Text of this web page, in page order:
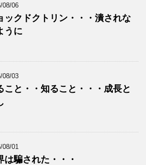
08/06
ックドクトリン・・・潰されな
うに
08/03
こと・・知ること・・・成長と
08/01
は騙された・・・